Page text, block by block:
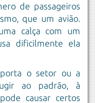
de passageiros
que um avião.
calça com um
dificilmente ela
o setor ou a
ao padrão, à
causar certos